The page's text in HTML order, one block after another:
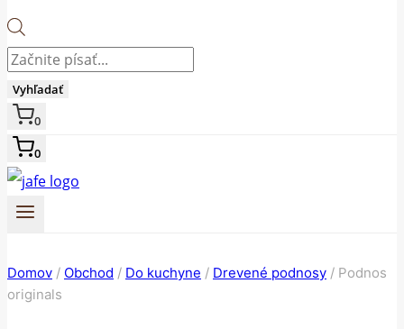
Products
search
Vyhľadať
0
0
Domov / Obchod / Do kuchyne / Drevené podnosy / Podnos
originals